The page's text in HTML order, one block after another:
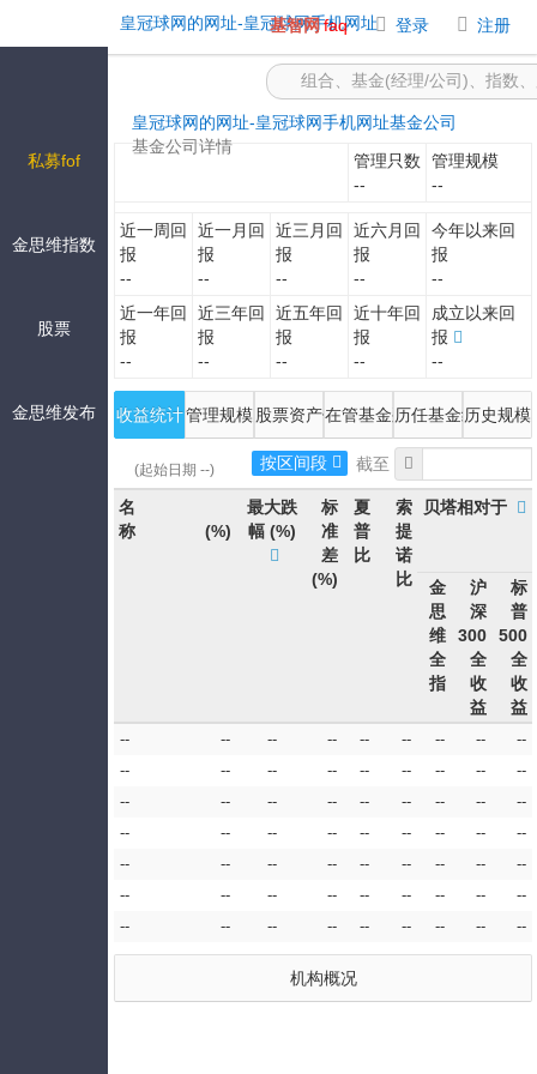
-皇冠球网的网址
私募fof
金思维指数
股票
金思维发布
皇冠球网的网址-皇冠球网手机网址
基智网faq 登录 注册
皇冠球网的网址-皇冠球网手机网址基金公司
基金公司详情
管理只数
--
管理规模
--
近一周回
报
--
近一月回
报
--
近三月回
报
--
近六月回
报
--
今年以来回
报
--
近一年回
报
--
近三年回
报
--
近五年回
报
--
近十年回
报
--
成立以来回
报
--
收益统计管理规模 股票资产估值在管基金列表历任基金经理历史规模
(起始日期 --) 按区间段
名
称
(%)
最大跌
幅(%)
标
准
差
(%)
夏
普
比
索
提
诺
比
贝塔相对于
金
思
维
全
指
沪
深
300
全
收
益
标
普
500
全
收
益
-- -- -- -- -- -- -- --
--
--
-- -- -- -- -- -- --
--
--
-- -- -- -- -- -- --
--
--
-- -- -- -- -- -- --
--
--
-- -- -- -- -- -- --
--
--
-- -- -- -- -- -- --
--
--
-- -- -- -- -- -- -- --
机构概况